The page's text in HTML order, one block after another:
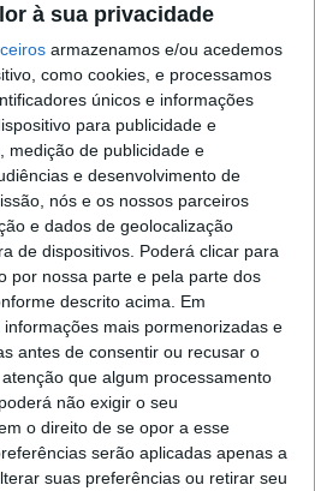
à sua privacidade
armazenamos e/ou acedemos
como cookies, e processamos
únicos e informações
para publicidade e
medição de publicidade e
e desenvolvimento de
nós e os nossos parceiros
e dados de geolocalização
de dispositivos. Poderá clicar para
por nossa parte e pela parte dos
descrito acima. Em
mais pormenorizadas e
antes de consentir ou recusar o
que algum processamento
não exigir o seu
o direito de se opor a esse
serão aplicadas apenas a
suas preferências ou retirar seu
o colega de
Febre
esteve
dramático
provocou a
de
deu a sua
aconteceu,
o sucedido.
rápido no arranque da
no salto da subida,
sobre as costas de
ele não tinha forma do